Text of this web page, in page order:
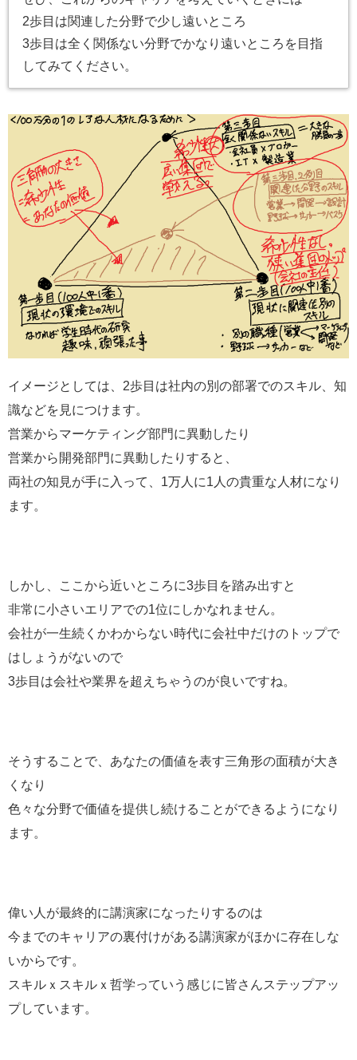
2歩目は関連した分野で少し遠いところ
3歩目は全く関係ない分野でかなり遠いところを目指
してみてください。
イメージとしては、2歩目は社内の別の部署でのスキル、知
識などを見につけます。
営業からマーケティング部門に異動したり
営業から開発部門に異動したりすると、
両社の知見が手に入って、1万人に1人の貴重な人材になり
ます。
しかし、ここから近いところに3歩目を踏み出すと
非常に小さいエリアでの1位にしかなれません。
会社が一生続くかわからない時代に会社中だけのトップで
はしょうがないので
3歩目は会社や業界を超えちゃうのが良いですね。
そうすることで、あなたの価値を表す三角形の面積が大き
くなり
色々な分野で価値を提供し続けることができるようになり
ます。
偉い人が最終的に講演家になったりするのは
今までのキャリアの裏付けがある講演家がほかに存在しな
いからです。
スキルｘスキルｘ哲学っていう感じに皆さんステップアッ
プしています。